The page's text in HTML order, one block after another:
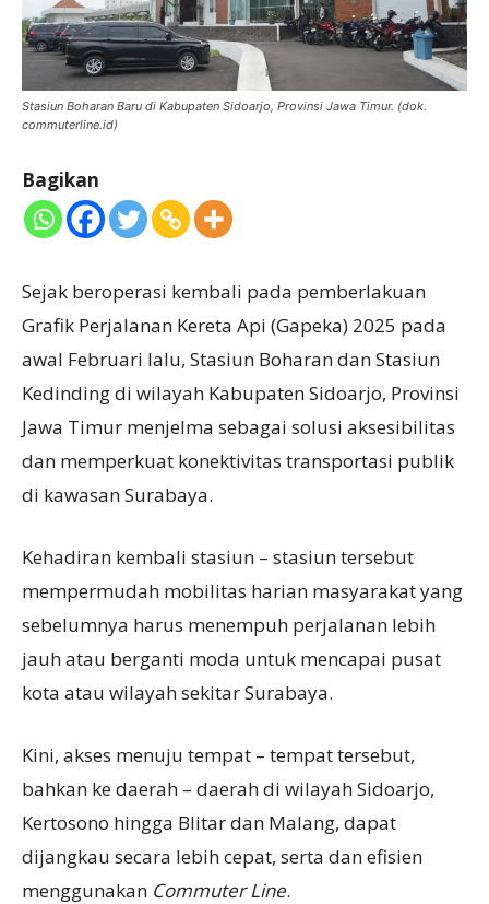
Stasiun Boharan Baru di Kabupaten Sidoarjo, Provinsi Jawa Timur. (dok.
commuterline.id)
Bagikan
Sejak beroperasi kembali pada pemberlakuan
Grafik Perjalanan Kereta Api (Gapeka) 2025 pada
awal Februari lalu, Stasiun Boharan dan Stasiun
Kedinding di wilayah Kabupaten Sidoarjo, Provinsi
Jawa Timur menjelma sebagai solusi aksesibilitas
dan memperkuat konektivitas transportasi publik
di kawasan Surabaya.
Kehadiran kembali stasiun – stasiun tersebut
mempermudah mobilitas harian masyarakat yang
sebelumnya harus menempuh perjalanan lebih
jauh atau berganti moda untuk mencapai pusat
kota atau wilayah sekitar Surabaya.
Kini, akses menuju tempat – tempat tersebut,
bahkan ke daerah – daerah di wilayah Sidoarjo,
Kertosono hingga Blitar dan Malang, dapat
dijangkau secara lebih cepat, serta dan efisien
menggunakan Commuter Line.